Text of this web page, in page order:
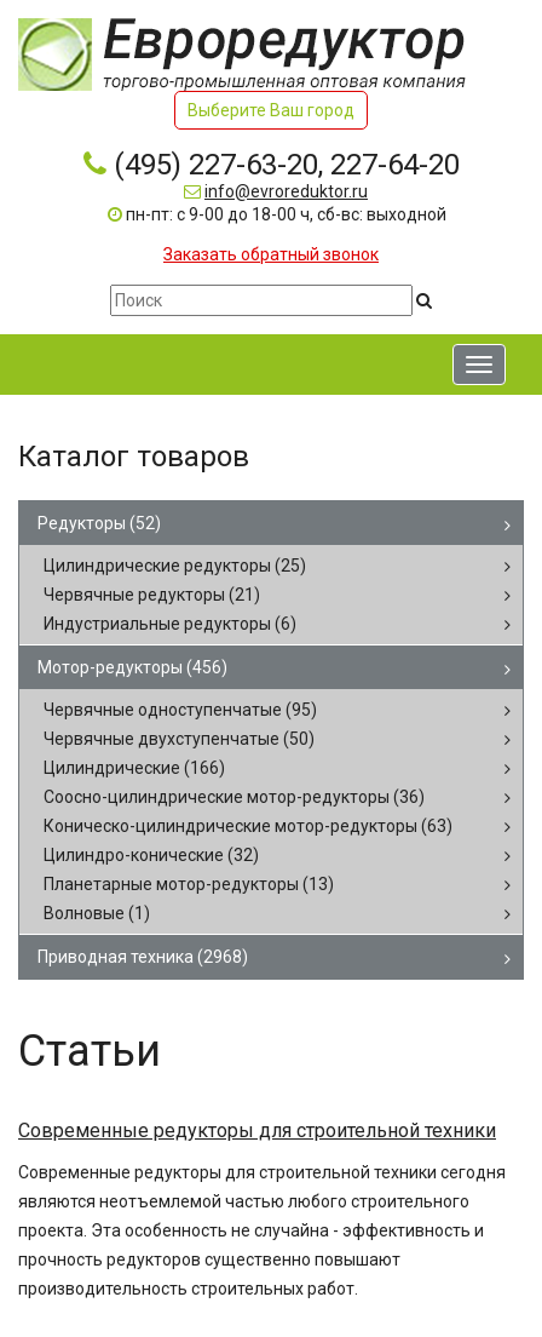
Выберите Ваш город
(495) 227-63-20, 227-64-20
info@evroreduktor.ru
пн-пт: с 9-00 до 18-00 ч, сб-вс: выходной
Заказать обратный звонок
Toggle
Каталог товаров
Редукторы (52)
Цилиндрические редукторы (25)
Червячные редукторы (21)
Индустриальные редукторы (6)
Мотор-редукторы (456)
Червячные одноступенчатые (95)
Червячные двухступенчатые (50)
Цилиндрические (166)
Соосно-цилиндрические мотор-редукторы (36)
Коническо-цилиндрические мотор-редукторы (63)
Цилиндро-конические (32)
Планетарные мотор-редукторы (13)
Волновые (1)
Приводная техника (2968)
Статьи
Современные редукторы для строительной техники
Современные редукторы для строительной техники сегодня
являются неотъемлемой частью любого строительного
проекта. Эта особенность не случайна - эффективность и
прочность редукторов существенно повышают
производительность строительных работ.